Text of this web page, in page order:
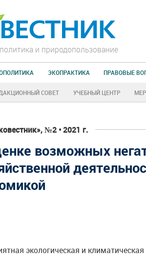
и природопользование
ЭКОПРАКТИКА ПРАВОВЫЕ
СОВЕТ УЧЕБНЫЙ ЦЕНТР
№2 • 2021 г.
возможных
экологическая и